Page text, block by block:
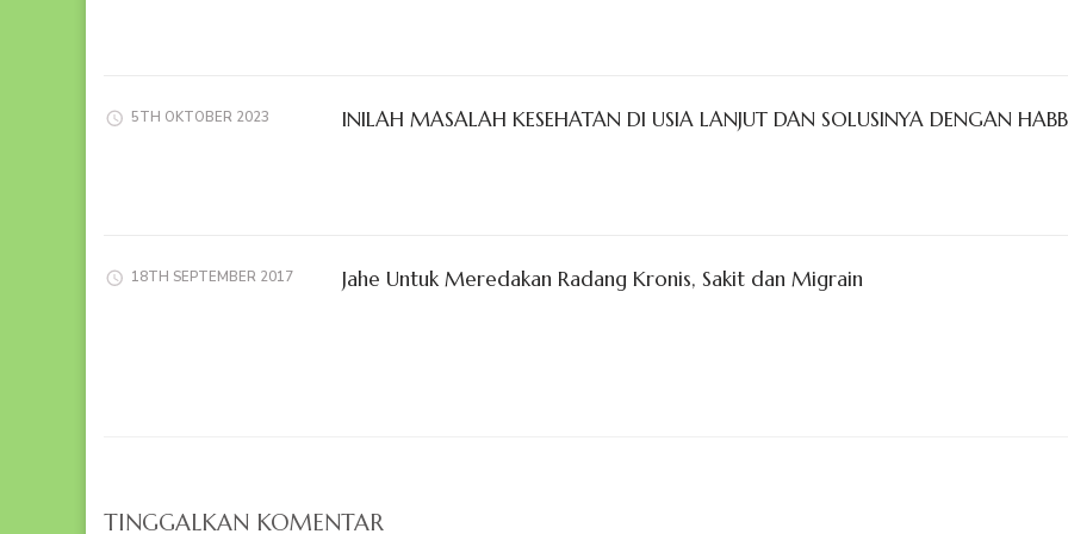
5TH OKTOBER 2023 INILAH MASALAH KESEHATAN DI USIA LANJUT DAN SOLUSINYA DENGAN
18TH SEPTEMBER 2017 Jahe Untuk Meredakan Radang Kronis, Sakit dan Migrain
TINGGALKAN KOMENTAR